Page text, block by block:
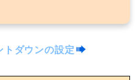
ダウンの設定